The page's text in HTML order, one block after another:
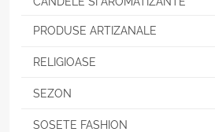
PRODUSE ARTIZANALE
RELIGIOASE
SEZON
SOSETE FASHION